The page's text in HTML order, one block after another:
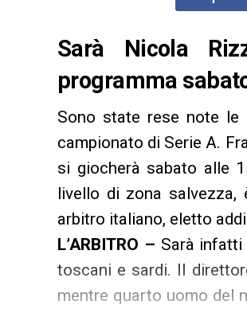
Sarà Nicola
programma
Sono state rese note le
campionato di Serie A.
si giocherà sabato alle
livello di zona
arbitro italiano, eletto
L’ARBITRO – Sarà infatti
toscani e sardi. Il
mentre quarto uomo del